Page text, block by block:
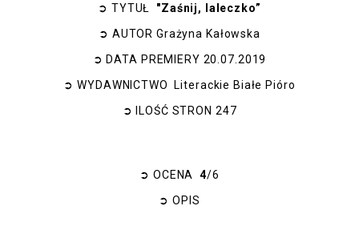
➲ TYTUŁ "Zaśnij, laleczko”
➲ AUTORGrażyna Kałowska
➲ DATA PREMIERY 20.07.2019
➲ WYDAWNICTWO Literackie Białe Pióro
➲
ILOŚĆ STRON 247
➲ OCENA 4/6
➲ OPIS